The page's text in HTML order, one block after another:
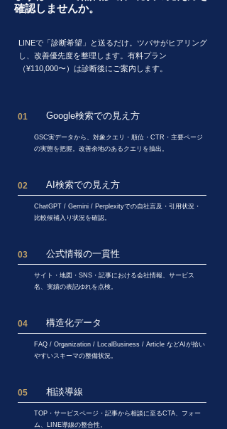
確認しませんか。
LINEで「診断希望」と送るだけ。ツバサがヒアリング
し、改善優先度を整理します。有料プラン
（¥110,000〜）は診断後にご案内します。
01 Google検索での見え方
GSC実データから、対象クエリ・順位・CTR・主要ページ
の実態を把握。改善余地のあるクエリを抽出。
02 AI検索での見え方
ChatGPT / Gemini / Perplexityでの自社言及・引用状況・
比較候補入り状況を確認。
03 公式情報の一貫性
サイト・地図・SNS・記事における会社情報、サービス
名、実績の表記ゆれを点検。
04 構造化データ
FAQ / Organization / LocalBusiness / Article などAIが拾い
やすいスキーマの整備状況。
05 相談導線
TOP・サービスページ・記事から相談に至るCTA、フォー
ム、LINE導線の整合性。